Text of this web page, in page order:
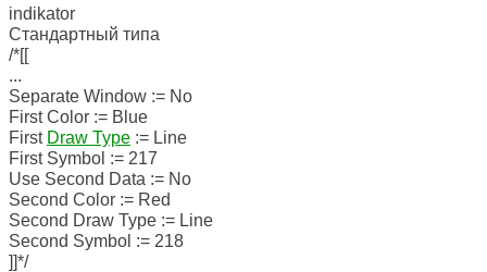
indikator
Стандартный типа
/*[[
...
Separate Window := No
First Color := Blue
First Draw Type := Line
First Symbol := 217
Use Second Data := No
Second Color := Red
Second Draw Type := Line
Second Symbol := 218
]]*/